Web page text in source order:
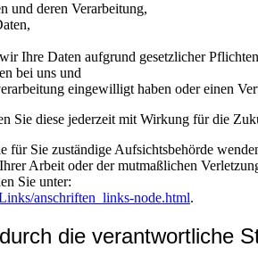
und deren Verarbeitung,
Ihre Daten aufgrund gesetzlicher
bei uns und
eingewilligt haben oder einen
Sie diese jederzeit mit Wirkung für die
für Sie zuständige Aufsichtsbehörde
Arbeit oder der mutmaßlichen
Sie unter:
anschriften_links-node.html.
die verantwortliche